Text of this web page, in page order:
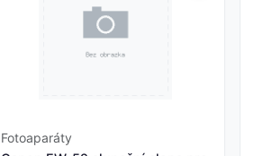
Fotoaparáty